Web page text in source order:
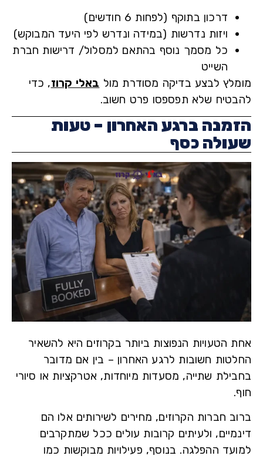
דרכון בתוקף (לפחות 6 חודשים)
ויזות נדרשות (במידה ונדרש לפי היעד המבוקש)
כל מסמך נוסף בהתאם למסלול/ דרישות חברת
השייט
לבצע בדיקה מסודרת מולבאלי קרוז, כדי
שלא תפספסו פרט חשוב.
ברגע האחרון – טעות
כסף
הטעויות הנפוצות ביותר בקרוזים היא להשאיר
חשובות לרגע האחרון – בין אם מדובר
שתייה, מסעדות מיוחדות, אטרקציות או סיורי
חברות הקרוזים, מחירים לשירותים אלו הם
, ולעיתים קרובות עולים ככל שמתקרבים
ההפלגה. בנוסף, פעילויות מבוקשות כמו